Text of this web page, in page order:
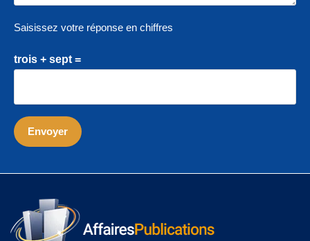
Saisissez votre réponse en chiffres
trois + sept =